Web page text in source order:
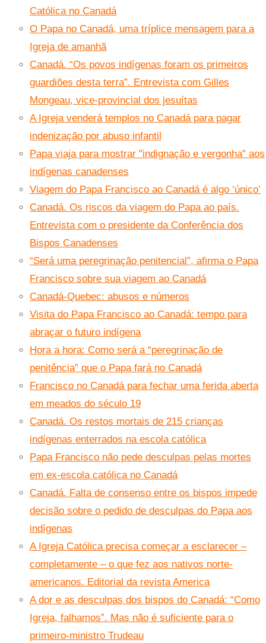
Católica no Canadá
O Papa no Canadá, uma tríplice mensagem para a
Igreja de amanhã
Canadá. “Os povos indígenas foram os primeiros
guardiões desta terra”. Entrevista com Gilles
Mongeau, vice-provincial dos jesuítas
A Igreja venderá templos no Canadá para pagar
indenização por abuso infantil
Papa viaja para mostrar "indignação e vergonha" aos
indígenas canadenses
Viagem do Papa Francisco ao Canadá é algo ‘único’
Canadá. Os riscos da viagem do Papa ao país.
Entrevista com o presidente da Conferência dos
Bispos Canadenses
“Será uma peregrinação penitencial”, afirma o Papa
Francisco sobre sua viagem ao Canadá
Canadá-Quebec: abusos e números
Visita do Papa Francisco ao Canadá: tempo para
abraçar o futuro indígena
Hora a hora: Como será a “peregrinação de
penitência” que o Papa fará no Canadá
Francisco no Canadá para fechar uma ferida aberta
em meados do século 19
Canadá. Os restos mortais de 215 crianças
indígenas enterrados na escola católica
Papa Francisco não pede desculpas pelas mortes
em ex-escola católica no Canadá
Canadá. Falta de consenso entre os bispos impede
decisão sobre o pedido de desculpas do Papa aos
indígenas
A Igreja Católica precisa começar a esclarecer –
completamente – o que fez aos nativos norte-
americanos. Editorial da revista America
A dor e as desculpas dos bispos do Canadá: “Como
Igreja, falhamos”. Mas não é suficiente para o
primeiro-ministro Trudeau